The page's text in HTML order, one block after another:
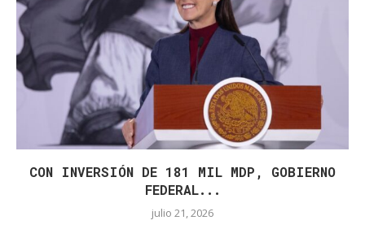
CON INVERSIÓN DE 181 MIL MDP, GOBIERNO
FEDERAL...
julio 21, 2026